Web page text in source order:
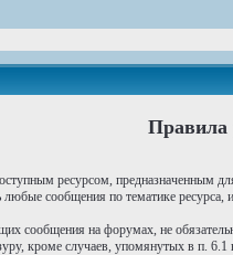
Правила
ресурсом, предназначенным
сообщения по тематике ресурса,
сообщения на форумах, не
кроме случаев, упомянутых в п.